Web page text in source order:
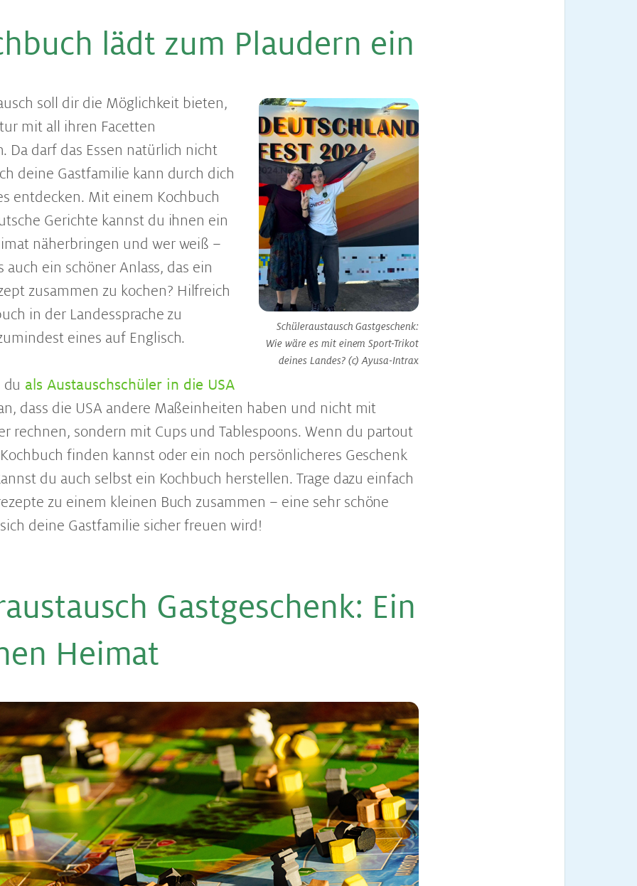
lädt zum Plau­dern ein
Schüleraustausch Gastgeschenk:
Wie wäre es mit einem Sport-Trikot
deines Landes? (c) Ayusa-Intrax
soll dir die Möglichkeit bieten,
mit all ihren Facetten
Da darf das Essen natürlich nicht
deine Gastfamilie kann durch dich
entdecken. Mit einem Kochbuch
Gerichte kannst du ihnen ein
näherbringen und wer weiß –
ein schöner Anlass, das ein
zusammen zu kochen? Hilfreich
in der Landessprache zu
eines auf Englisch.
du als Austauschschüler in die USA
dass die USA andere Maßeinheiten haben und nicht mit
rechnen, sondern mit Cups und Tablespoons. Wenn du partout
finden kannst oder ein noch persönlicheres Geschenk
du auch selbst ein Kochbuch herstellen. Trage dazu einfach
zu einem kleinen Buch zusammen – eine sehr schöne
deine Gastfamilie sicher freuen wird!
Gast­ge­schenk: Ein
Heimat